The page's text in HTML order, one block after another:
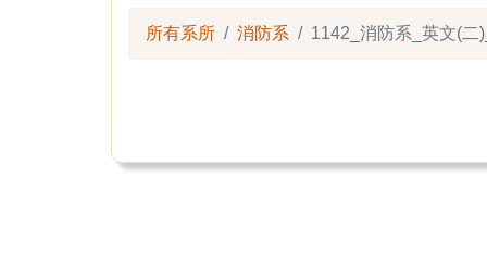
所有系所 消防系 1142_消防系_英文(二